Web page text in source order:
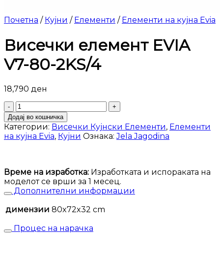
Почетна / Кујни / Елементи / Елементи на кујна Evia
Висечки елемент EVIA
V7-80-2KS/4
18,790 ден
Висечки
елемент
EVIA
V7-
80-
Додај во кошничка
Категории: Висечки Кујнски Елементи, Елементи
на кујна Evia, Кујни Ознака:Jela Jagodina
Време на изработка: Изработката и испораката на
моделот се врши за 1 месец.
Дополнителни информации
димензии 80x72x32 cm
Процес на нарачка